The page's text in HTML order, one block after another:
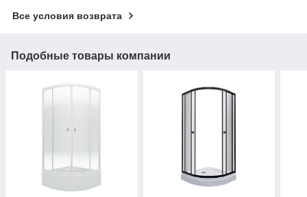
Все условия возврата
Подобные товары компании